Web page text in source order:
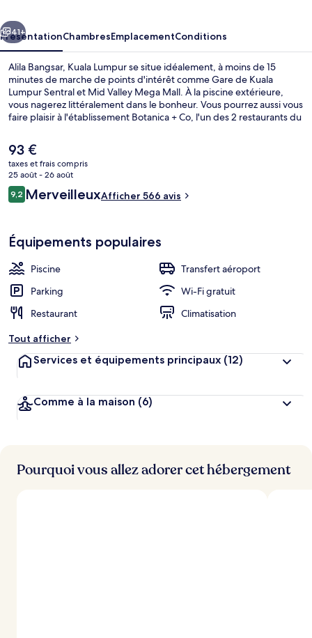
Suivant
41+
PrésentationChambresEmplacementConditions
Alila Bangsar, Kuala Lumpur se situe idéalement, à moins de 15
minutes de marche de points d'intérêt comme Gare de Kuala
Lumpur Sentral et Mid Valley Mega Mall. À la piscine extérieure,
vous nagerez littéralement dans le bonheur. Vous pourrez aussi vous
faire plaisir à l'établissement Botanica + Co, l'un des 2 restaurants du
vous régale de ses spécialités Cuisine internationale. Cet hôtel de
luxe vous offre en outre un bar / salon, une salle de fitness et un
snack-bar/une épicerie fine. Les autres voyageurs sont séduits par
le personnel attentionné et l'emplacement idéal. Les transports
publics se situent à une courte distance à pied : Arrêt Bangsar est à
3 min et Arrêt KL Sentral, à 13 min.
Le
prix
actuel
est
de
93 €
taxes et frais compris
25 août - 26 août
Avis
voyageurs
9,29,2 sur 10
MerveilleuxAfficher 566 avis
Équipements populaires
Piscine
Transfert aéroport
Parking
Wi-Fi gratuit
Restaurant
Climatisation
Tout afficher
Services et équipements principaux (12)
Comme à la maison (6)
Pourquoi vous allez adorer cet hébergement